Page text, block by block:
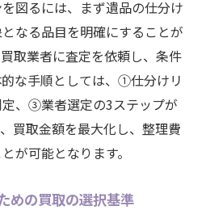
図るには、まず遺品の仕分け
なる品目を明確にすることが
取業者に査定を依頼し、条件
な手順としては、①仕分けリ
、③業者選定の3ステップが
買取金額を最大化し、整理費
が可能となります。
めの買取の選択基準